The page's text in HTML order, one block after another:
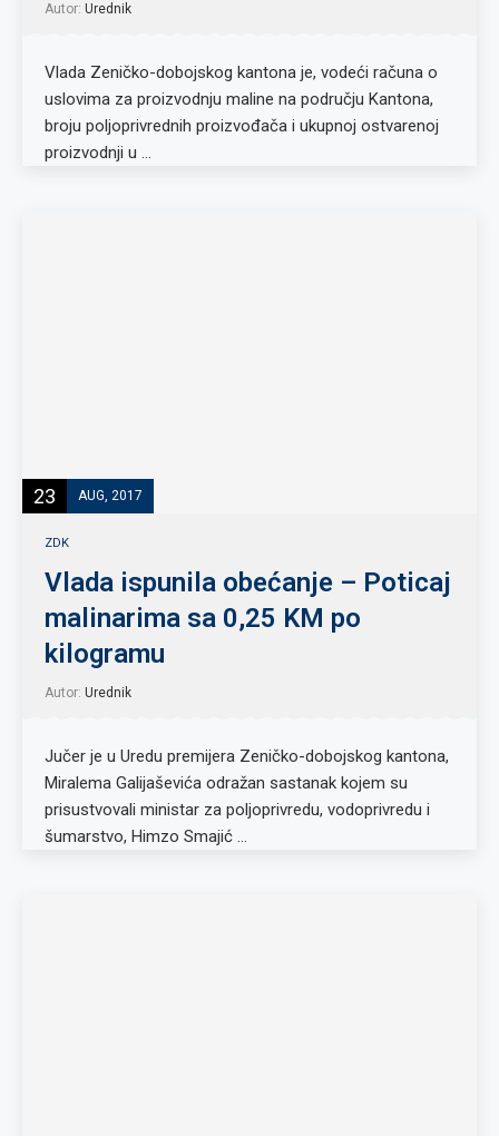
Autor: Urednik
Vlada Zeničko-dobojskog kantona je, vodeći računa o
uslovima za proizvodnju maline na području Kantona,
broju poljoprivrednih proizvođača i ukupnoj ostvarenoj
proizvodnji u …
23 AUG, 2017
ZDK
Vlada ispunila obećanje – Poticaj
malinarima sa 0,25 KM po
kilogramu
Autor: Urednik
Jučer je u Uredu premijera Zeničko-dobojskog kantona,
Miralema Galijaševića odražan sastanak kojem su
prisustvovali ministar za poljoprivredu, vodoprivredu i
šumarstvo, Himzo Smajić …